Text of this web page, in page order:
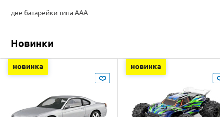
две батарейки типа ААА
Новинки
новинка новинка